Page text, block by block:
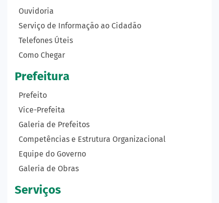
Ouvidoria
Serviço de Informação ao Cidadão
Telefones Úteis
Como Chegar
Prefeitura
Prefeito
Vice-Prefeita
Galeria de Prefeitos
Competências e Estrutura Organizacional
Equipe do Governo
Galeria de Obras
Serviços